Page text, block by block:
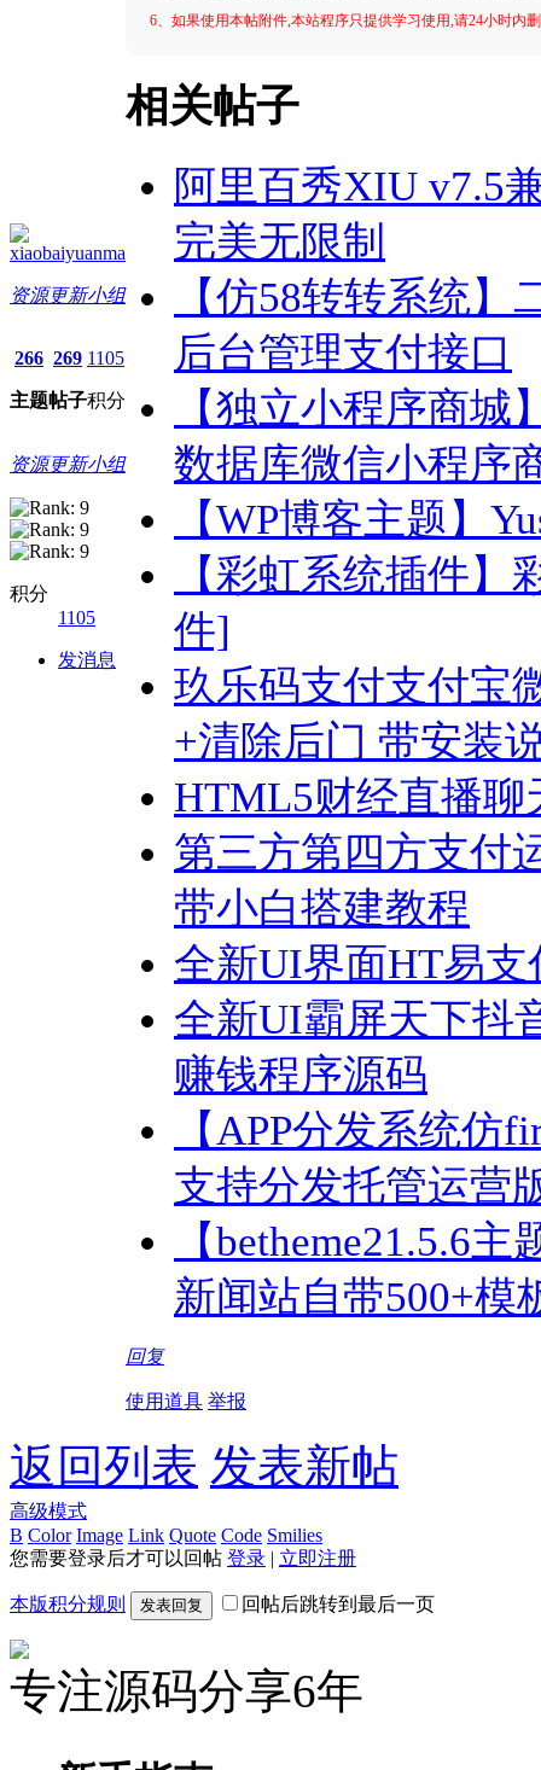
xiaobaiyuanma
资源更新小组
266
主题
269
帖子
1105
积分
资源更新小组
积分
1105
发消息
6、如果使用本帖附件,本站程序只提供学习使用,请24小时内
相关帖子
阿里百秀XIU v7.5
完美无限制
【仿58转转系统
后台管理支付接口
【独立小程序商城
数据库微信小程序
【WP博客主题】
【彩虹系统插件
件]
玖乐码支付支付宝
+清除后门 带安装
HTML5财经直播
第三方第四方支付
带小白搭建教程
全新UI界面HT易
全新UI霸屏天下抖
赚钱程序源码
【APP分发系统仿
支持分发托管运营
【betheme21.5.6
新闻站自带500+模
回复
使用道具 举报
返回列表 发表新帖
高级模式
B Color Image Link Quote Code Smilies
您需要登录后才可以回帖 登录 | 立即注册
本版积分规则 发表回复 回帖后跳转到最后一页
专注源码分享6年